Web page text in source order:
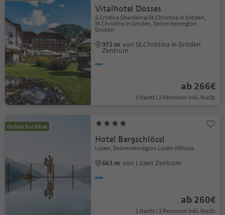
Vitalhotel Dosses
S.Cristina Gherdëina/St.Christina in Gröden,
St.Christina in Gröden, Dolomitenregion
Gröden
972 m von St.Christina in Gröden
Zentrum
ab 266€
1 Nacht / 2 Personen Inkl. MwSt.
Online buchbar
Hotel Bergschlössl
Lüsen, Dolomitenregion Lüsen Villnöss
663 m von Lüsen Zentrum
ab 260€
1 Nacht / 2 Personen Inkl. MwSt.